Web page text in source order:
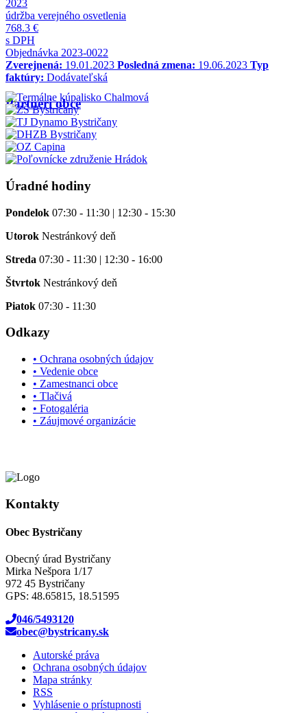
2023
údržba verejného osvetlenia
768.3 €
s DPH
Objednávka 2023-0022
Zverejnená: 19.01.2023 Posledná zmena: 19.06.2023 Typ
faktúry: Dodávateľská
Partneri obce
Úradné hodiny
Pondelok 07:30 - 11:30 | 12:30 - 15:30
Utorok Nestránkový deň
Streda 07:30 - 11:30 | 12:30 - 16:00
Štvrtok Nestránkový deň
Piatok 07:30 - 11:30
Odkazy
• Ochrana osobných údajov
• Vedenie obce
• Zamestnanci obce
• Tlačivá
• Fotogaléria
• Záujmové organizácie
Kontakty
Obec Bystričany
Obecný úrad Bystričany
Mirka Nešpora 1/17
972 45 Bystričany
GPS: 48.65815, 18.51595
046/5493120
obec@bystricany.sk
Autorské práva
Ochrana osobných údajov
Mapa stránky
RSS
Vyhlásenie o prístupnosti